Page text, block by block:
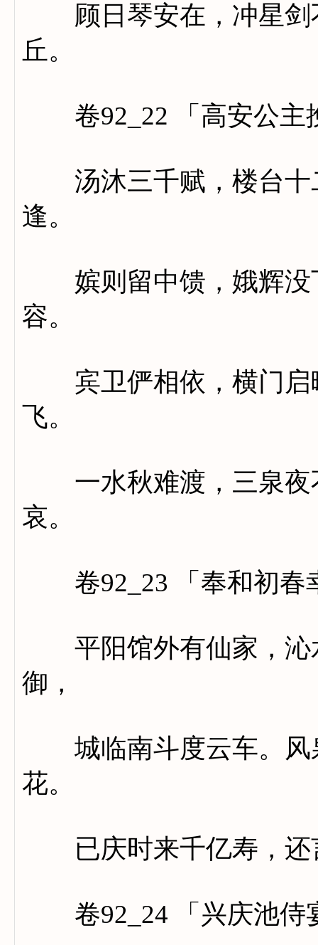
顾日琴安在，冲星剑
丘。
卷92_22 「高安公主
汤沐三千赋，楼台十
逢。
嫔则留中馈，娥辉没
容。
宾卫俨相依，横门启
飞。
一水秋难渡，三泉夜
哀。
卷92_23 「奉和初春
平阳馆外有仙家，沁
御，
城临南斗度云车。风
花。
已庆时来千亿寿，还
卷92_24 「兴庆池侍